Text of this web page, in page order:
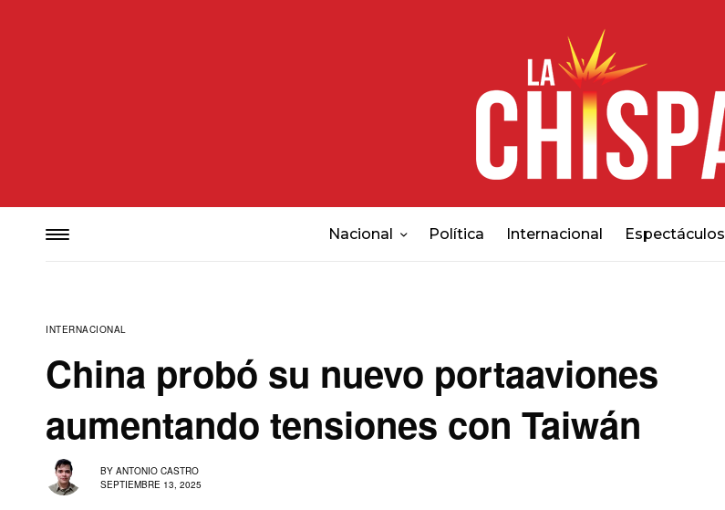
Nacional Política Internacional Espectáculos
INTERNACIONAL
China probó su nuevo portaaviones
aumentando tensiones con Taiwán
BY ANTONIO CASTRO
SEPTIEMBRE 13, 2025